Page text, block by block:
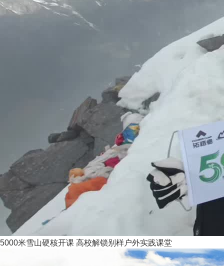
5000米雪山硬核开课 高校解锁别样户外实践课堂